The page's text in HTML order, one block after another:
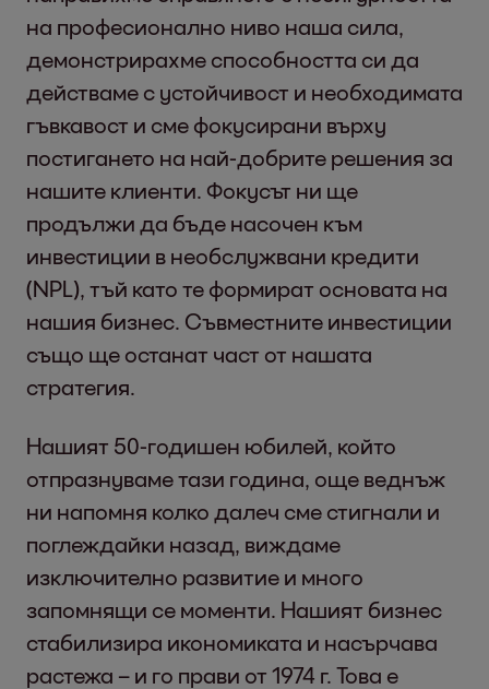
на професионално ниво наша сила,
демонстрирахме способността си да
действаме с устойчивост и необходимата
гъвкавост и сме фокусирани върху
постигането на най-добрите решения за
нашите клиенти. Фокусът ни ще
продължи да бъде насочен към
инвестиции в необслужвани кредити
(NPL), тъй като те формират основата на
нашия бизнес. Съвместните инвестиции
също ще останат част от нашата
стратегия.
Нашият 50-годишен юбилей, който
отпразнуваме тази година, още веднъж
ни напомня колко далеч сме стигнали и
поглеждайки назад, виждаме
изключително развитие и много
запомнящи се моменти. Нашият бизнес
стабилизира икономиката и насърчава
растежа – и го прави от 1974 г. Това е